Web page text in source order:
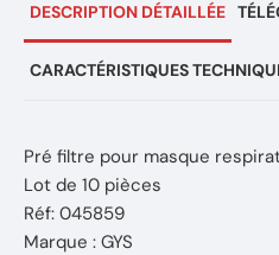
DESCRIPTION DÉTAILLÉE
CARACTÉRISTIQUES
Pré filtre pour masque
Lot de 10 pièces
Réf: 045859
Marque : GYS